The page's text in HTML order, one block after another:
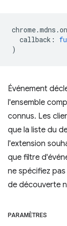
chrome.mdns .
callback :
)
Événement
l'ensemble
connus. Les
que la liste du
l'extension
que filtre
ne spécifiez
de découverte
PARAMÈTRES